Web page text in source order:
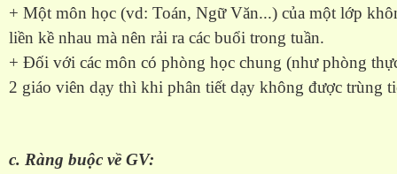
+ Một môn học (vd: Toán, Ngữ Văn...) của một lớp
liền kề nhau mà nên rải ra các buổi trong tuần.
+ Đối với các môn có phòng học chung (như phòng
2 giáo viên dạy thì khi phân tiết dạy không được trùng
c. Ràng buộc về GV: